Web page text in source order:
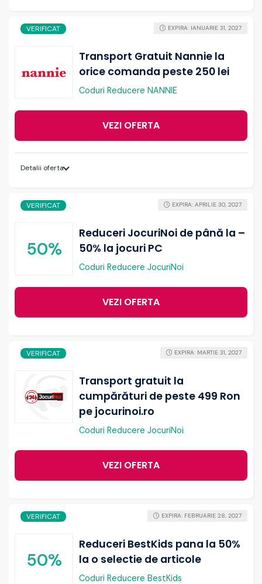
VERIFICAT
Transport Gratuit Nannie la
orice comanda peste 250 lei
Coduri Reducere NANNIE
EXPIRA: IANUARIE 31, 2027
VEZI OFERTA
Detalii oferta
VERIFICAT
50%
Reduceri JocuriNoi de până la –
50% la jocuri PC
Coduri Reducere JocuriNoi
EXPIRA: APRILIE 30, 2027
VEZI OFERTA
VERIFICAT
Transport gratuit la
cumpărături de peste 499 Ron
pe jocurinoi.ro
Coduri Reducere JocuriNoi
EXPIRA: MARTIE 31, 2027
VEZI OFERTA
VERIFICAT
50%
Reduceri BestKids pana la 50%
la o selectie de articole
Coduri Reducere BestKids
EXPIRA: FEBRUARIE 28, 2027